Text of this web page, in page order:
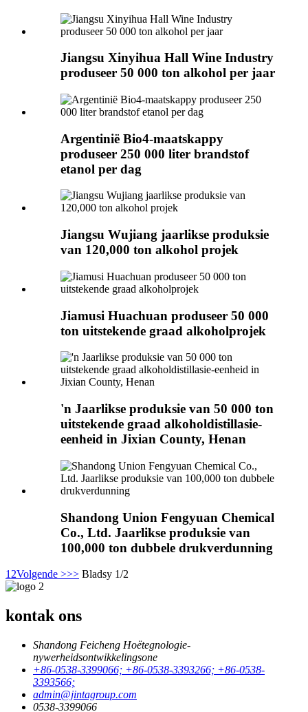
Jiangsu Xinyihua Hall Wine Industry
produseer 50 000 ton alkohol per jaar
Argentinië Bio4-maatskappy
produseer 250 000 liter brandstof
etanol per dag
Jiangsu Wujiang jaarlikse produksie
van 120,000 ton alkohol projek
Jiamusi Huachuan produseer 50 000
ton uitstekende graad alkoholprojek
'n Jaarlikse produksie van 50 000 ton
uitstekende graad alkoholdistillasie-
eenheid in Jixian County, Henan
Shandong Union Fengyuan Chemical
Co., Ltd. Jaarlikse produksie van
100,000 ton dubbele drukverdunning
1 2Volgende >>> Bladsy 1/2
kontak ons
Shandong Feicheng Hoëtegnologie-
nywerheidsontwikkelingsone
+86-0538-3399066; +86-0538-3393266; +86-0538-
3393566;
admin@jintagroup.com
0538-3399066